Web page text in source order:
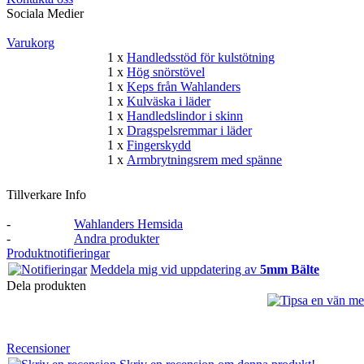
Sociala Medier
Varukorg
1 x Handledsstöd för kulstötning
1 x Hög snörstövel
1 x Keps från Wahlanders
1 x Kulväska i läder
1 x Handledslindor i skinn
1 x Dragspelsremmar i läder
1 x Fingerskydd
1 x Armbrytningsrem med spänne
Tillverkare Info
-
Wahlanders Hemsida
-
Andra produkter
Produktnotifieringar
Meddela mig vid uppdatering av 5mm Bälte
Dela produkten
Recensioner